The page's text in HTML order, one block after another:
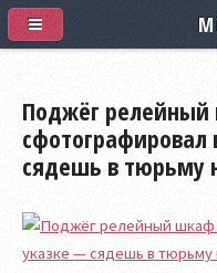
Поджёг
сядешь в тюрьму